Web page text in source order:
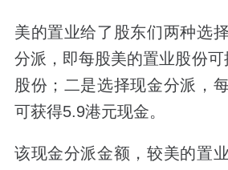
美的置业给了股东们两种选
分派，即每股美的置业股份
股份；二是选择现金分派，
可获得5.9港元现金。
该现金分派金额，较美的置